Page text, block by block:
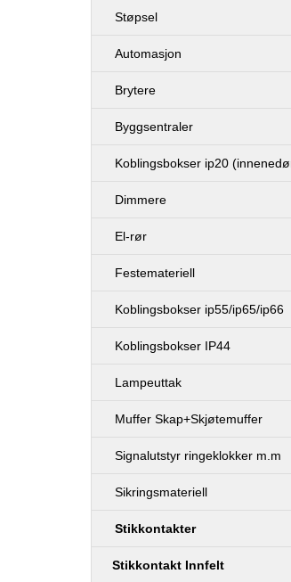
Støpsel
Automasjon
Brytere
Byggsentraler
Koblingsbokser ip20
Dimmere
El-rør
Festemateriell
Koblingsbokser ip55/ip65/ip66
Koblingsbokser IP44
Lampeuttak
Muffer Skap+Skjøtemuffer
Signalutstyr ringeklokker m.m
Sikringsmateriell
Stikkontakter
Stikkontakt Innfelt